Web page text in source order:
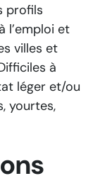
profils
l’emploi et
villes et
à
léger et/ou
yourtes,